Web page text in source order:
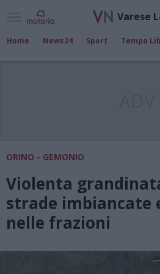
Varese
Home News24 Sport Tempo
ORINO - GEMONIO
Violenta
strade imbiancate
nelle frazioni